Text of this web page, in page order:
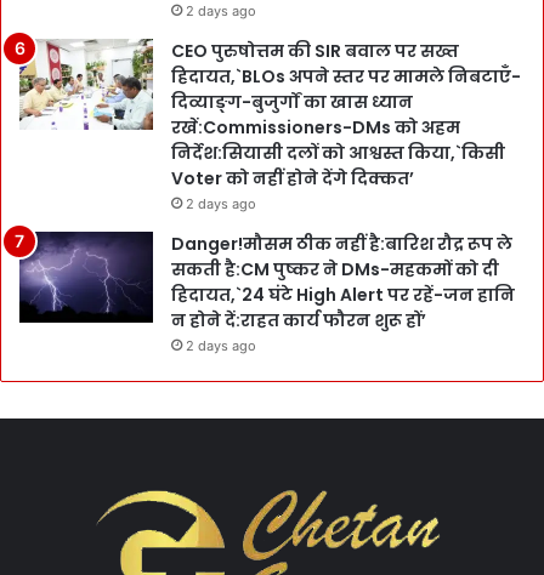
2 days ago
CEO पुरुषोत्तम की SIR बवाल पर सख्त
हिदायत,`BLOs अपने स्तर पर मामले निबटाएँ-
दिव्याङ्ग-बुजुर्गों का खास ध्यान
रखें:Commissioners-DMs को अहम
निर्देश:सियासी दलों को आश्वस्त किया,`किसी
Voter को नहीं होने देंगे दिक्कत’
2 days ago
Danger!मौसम ठीक नहीं है:बारिश रौद्र रूप ले
सकती है:CM पुष्कर ने DMs-महकमों को दी
हिदायत,`24 घंटे High Alert पर रहें-जन हानि
न होने दें:राहत कार्य फौरन शुरू हों’
2 days ago